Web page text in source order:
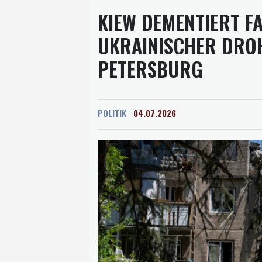
KIEW DEMENTIERT
UKRAINISCHER
PETERSBURG
POLITIK 04.07.2026